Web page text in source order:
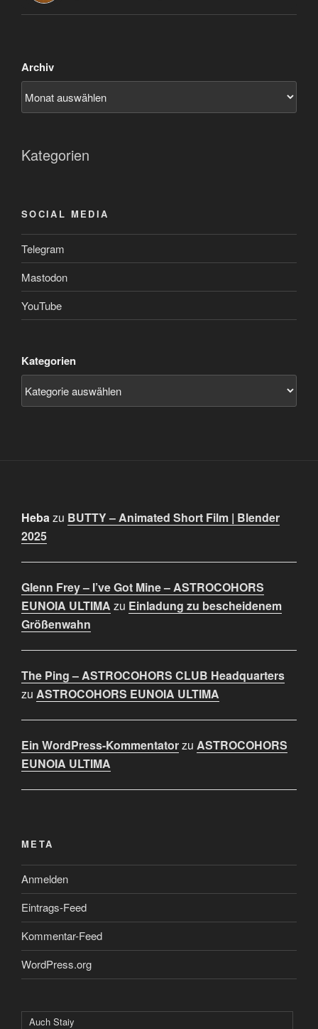
Archiv
Kategorien
SOCIAL MEDIA
Telegram
Mastodon
YouTube
Kategorien
Hebazu BUTTY – Animated Short Film | Blender
2025
Glenn Frey – I’ve Got Mine – ASTROCOHORS
EUNOIA ULTIMA zu Einladung zu bescheidenem
Größenwahn
The Ping – ASTROCOHORS CLUB Headquarters
zu ASTROCOHORS EUNOIA ULTIMA
Ein WordPress-Kommentatorzu ASTROCOHORS
EUNOIA ULTIMA
META
Anmelden
Eintrags-Feed
Kommentar-Feed
WordPress.org
Auch Staiy